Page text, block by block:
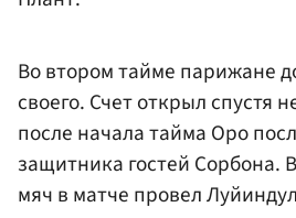
Во втором тайме парижане
своего. Счет открыл спустя
после начала тайма Оро
защитника гостей Сорбона.
мяч в матче провел